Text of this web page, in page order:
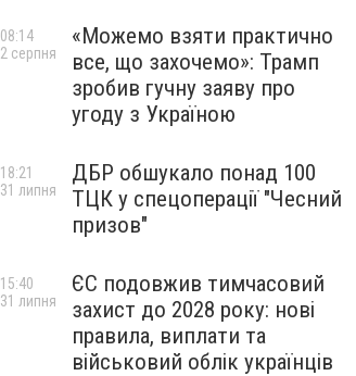
«Можемо взяти практично
все, що захочемо»: Трамп
зробив гучну заяву про
угоду з Україною
08:14
2 серпня
ДБР обшукало понад 100
ТЦК у спецоперації "Чесний
призов"
18:21
31 липня
ЄС подовжив тимчасовий
захист до 2028 року: нові
правила, виплати та
військовий облік українців
15:40
31 липня